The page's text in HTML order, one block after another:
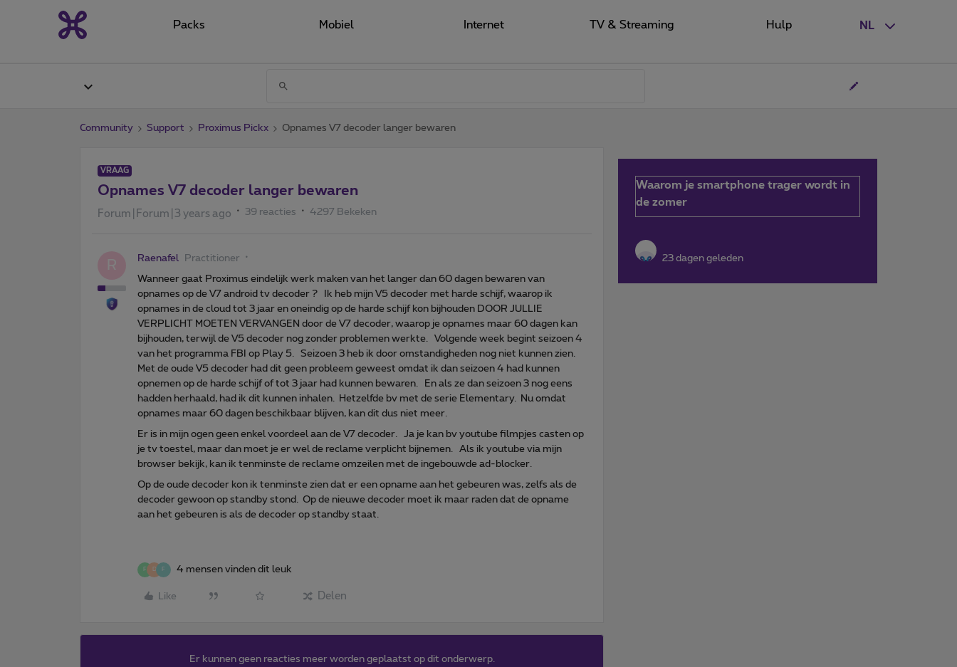
NL
Packs Mobiel Internet TV & Streaming Hulp
Community Support Proximus Pickx Opnames V7 decoder langer bewaren
VRAAG
Opnames V7 decoder langer bewaren
Forum|Forum|3 years ago 39 reacties 4297 Bekeken
R Raenafel Practitioner
Wanneer gaat Proximus eindelijk werk maken van het langer dan 60 dagen bewaren van
opnames op de V7 android tv decoder ? Ik heb mijn V5 decoder met harde schijf, waarop ik
opnames in de cloud tot 3 jaar en oneindig op de harde schijf kon bijhouden DOOR JULLIE
VERPLICHT MOETEN VERVANGEN door de V7 decoder, waarop je opnames maar 60 dagen kan
bijhouden, terwijl de V5 decoder nog zonder problemen werkte. Volgende week begint seizoen 4
van het programma FBI op Play 5. Seizoen 3 heb ik door omstandigheden nog niet kunnen zien.
Met de oude V5 decoder had dit geen probleem geweest omdat ik dan seizoen 4 had kunnen
opnemen op de harde schijf of tot 3 jaar had kunnen bewaren. En als ze dan seizoen 3 nog eens
hadden herhaald, had ik dit kunnen inhalen. Hetzelfde bv met de serie Elementary. Nu omdat
opnames maar 60 dagen beschikbaar blijven, kan dit dus niet meer.
Er is in mijn ogen geen enkel voordeel aan de V7 decoder. Ja je kan bv youtube filmpjes casten op
je tv toestel, maar dan moet je er wel de reclame verplicht bijnemen. Als ik youtube via mijn
browser bekijk, kan ik tenminste de reclame omzeilen met de ingebouwde ad-blocker.
Op de oude decoder kon ik tenminste zien dat er een opname aan het gebeuren was, zelfs als de
decoder gewoon op standby stond. Op de nieuwe decoder moet ik maar raden dat de opname
aan het gebeuren is als de decoder op standby staat.
F D F 4 mensen vinden dit leuk
Like Delen
Er kunnen geen reacties meer worden geplaatst op dit onderwerp.
Waarom je smartphone trager wordt in
de zomer
23 dagen geleden